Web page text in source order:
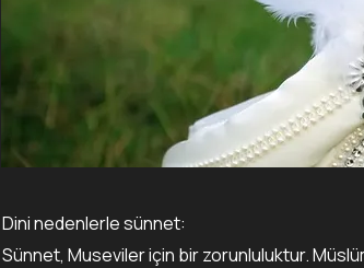
Dini nedenlerle sünnet:
Sünnet, Museviler için bir zorunluluktur.